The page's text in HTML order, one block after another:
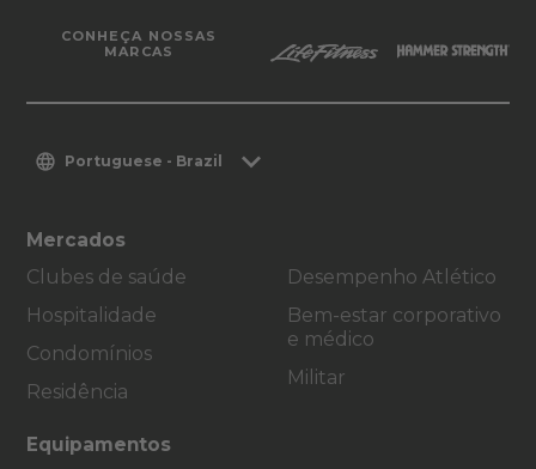
CONHEÇA NOSSAS
MARCAS
Portuguese - Brazil
Mercados
Clubes de saúde
Hospitalidade
Condomínios
Residência
Desempenho Atlético
Bem-estar corporativo
e médico
Militar
Equipamentos